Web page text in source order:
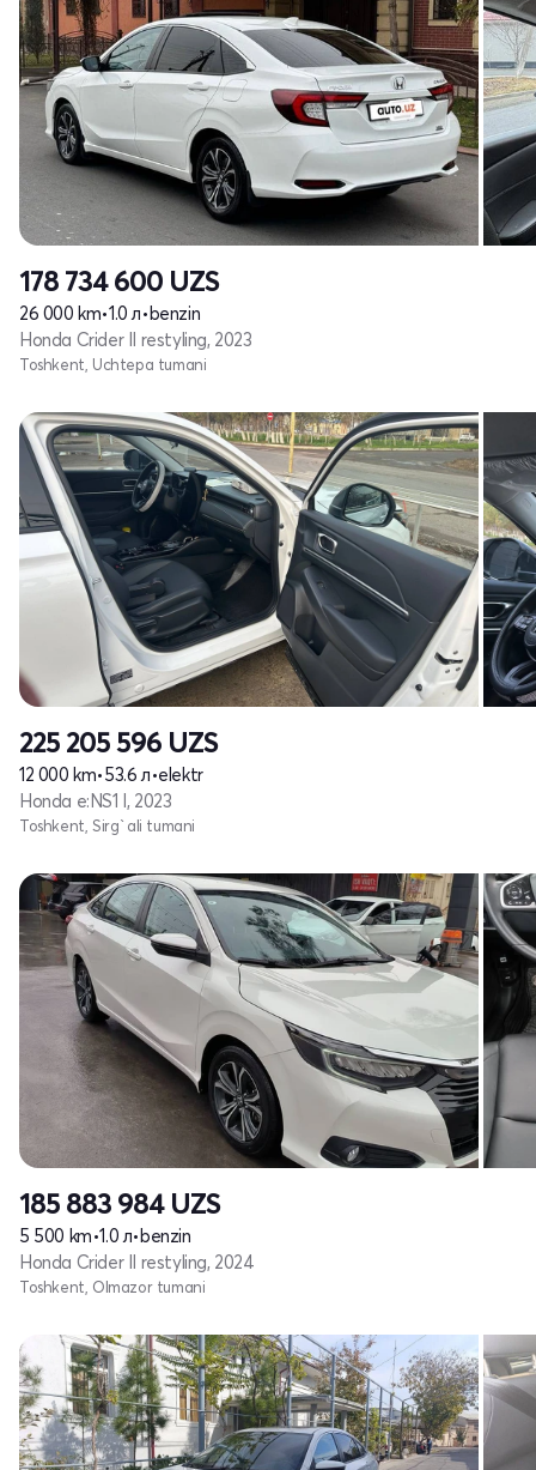
178 734 600 UZS
26 000 km•1.0 л•benzin
Honda Crider II restyling, 2023
Toshkent, Uchtepa tumani
225 205 596 UZS
12 000 km•53.6 л•elektr
Honda e:NS1 I, 2023
Toshkent, Sirg`ali tumani
185 883 984 UZS
5 500 km•1.0 л•benzin
Honda Crider II restyling, 2024
Toshkent, Olmazor tumani